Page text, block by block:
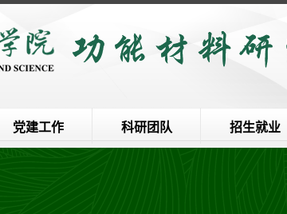
党建工作 科研团队 招生就业